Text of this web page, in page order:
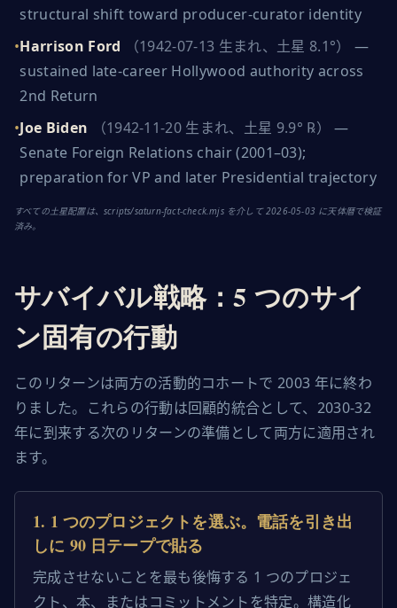
structural shift toward producer-curator identity
•Harrison Ford （1942-07-13 生まれ、土星 8.1°）
—
sustained late-career Hollywood authority across
2nd Return
•Joe Biden （1942-11-20 生まれ、土星 9.9° ℞）
—
Senate Foreign Relations chair (2001–03);
preparation for VP and later Presidential trajectory
すべての土星配置は、scripts/saturn-fact-check.mjs を介して 2026-05-03 に天体暦で検証
済み。
サバイバル戦略：5 つのサイ
ン固有の行動
このリターンは両方の活動的コホートで 2003 年に終わ
りました。これらの行動は回顧的統合として、2030-32
年に到来する次のリターンの準備として両方に適用され
ます。
1. 1 つのプロジェクトを選ぶ。電話を引き出
しに 90 日テープで貼る
完成させないことを最も後悔する 1 つのプロジェ
クト、本、またはコミットメントを特定。構造化